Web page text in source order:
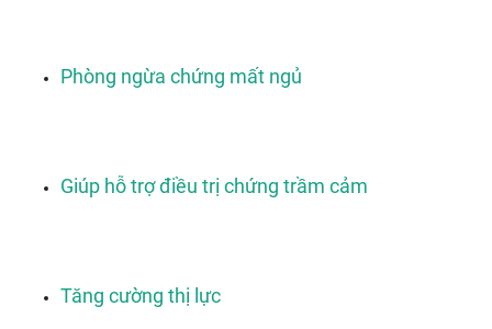
Phòng ngừa chứng mất ngủ
Giúp hỗ trợ điều trị chứng trầm cảm
Tăng cường thị lực